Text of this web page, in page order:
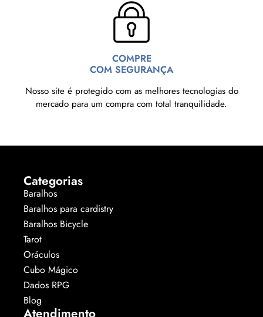
COMPRE
COM SEGURANÇA
Nosso site é protegido com as melhores tecnologias do
mercado para um compra com total tranquilidade.
Categorias
Baralhos
Baralhos para cardistry
Baralhos Bicycle
Tarot
Oráculos
Cubo Mágico
Dados RPG
Blog